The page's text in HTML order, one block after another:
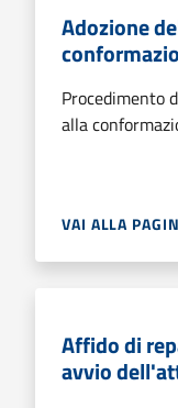
Adozione
Procedimento
alla
VAI ALLA
Affido di
avvio